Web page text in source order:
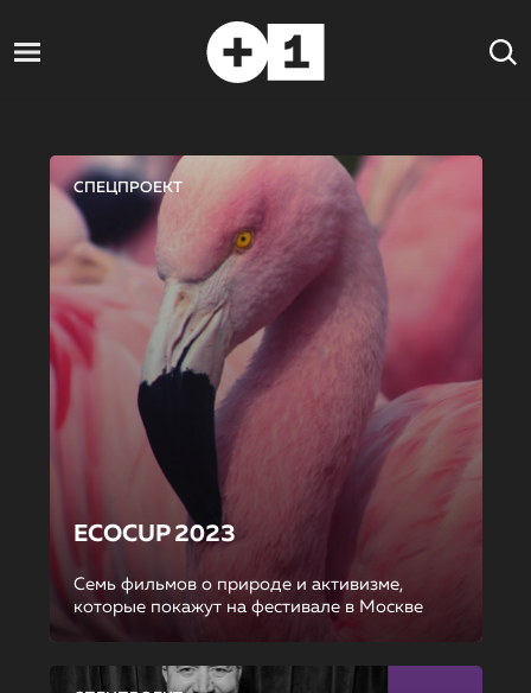
СПЕЦПРОЕКТ
ECOCUP 2023
Семь фильмов о природе и активизме,
которые покажут на фестивале в Москве